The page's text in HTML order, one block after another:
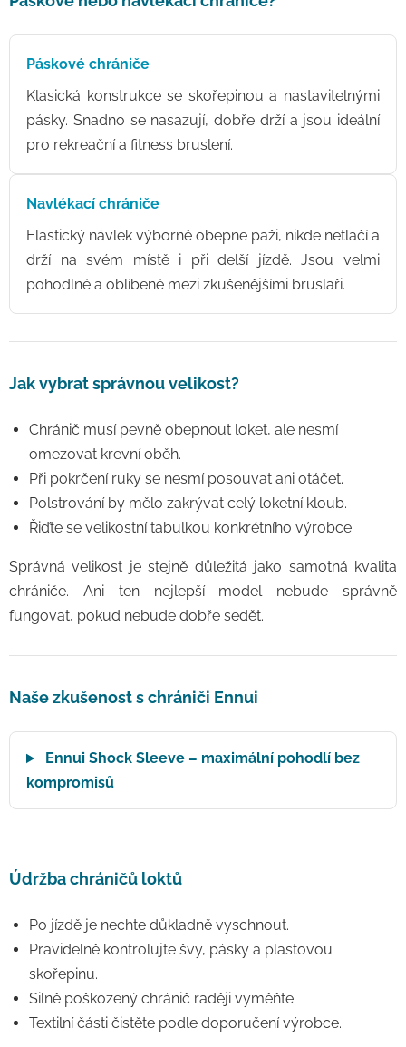
Páskové chrániče
Klasická konstrukce se skořepinou a nastavitelnými
pásky. Snadno se nasazují, dobře drží a jsou ideální
pro rekreační a fitness bruslení.
Navlékací chrániče
Elastický návlek výborně obepne paži, nikde netlačí a
drží na svém místě i při delší jízdě. Jsou velmi
pohodlné a oblíbené mezi zkušenějšími bruslaři.
Jak vybrat správnou velikost?
Chránič musí pevně obepnout loket, ale nesmí
omezovat krevní oběh.
Při pokrčení ruky se nesmí posouvat ani otáčet.
Polstrování by mělo zakrývat celý loketní kloub.
Řiďte se velikostní tabulkou konkrétního výrobce.
Správná velikost je stejně důležitá jako samotná kvalita
chrániče. Ani ten nejlepší model nebude správně
fungovat, pokud nebude dobře sedět.
Naše zkušenost s chrániči Ennui
Ennui Shock Sleeve – maximální pohodlí bez
kompromisů
Údržba chráničů loktů
Po jízdě je nechte důkladně vyschnout.
Pravidelně kontrolujte švy, pásky a plastovou
skořepinu.
Silně poškozený chránič raději vyměňte.
Textilní části čistěte podle doporučení výrobce.